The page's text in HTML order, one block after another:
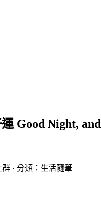
Good Night,
· 分類：生活隨筆